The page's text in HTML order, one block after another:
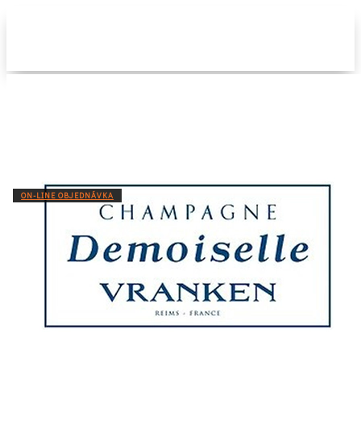
ON-LINE OBJEDNÁVKA
Pouze pro registrované B2B